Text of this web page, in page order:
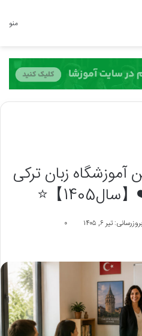
منو
بهترین آموزشگاه زبان ترکی
】⭐
تیر ۶, ۱۴۰۵
۰